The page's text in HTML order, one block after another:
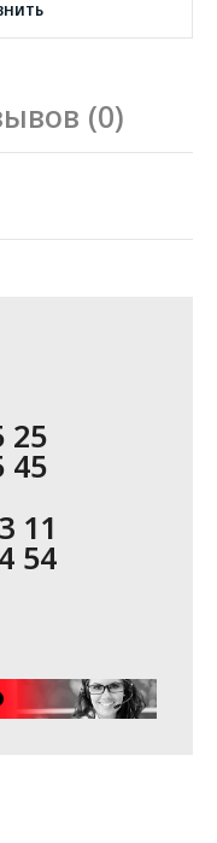
(0)
25
45
11
54